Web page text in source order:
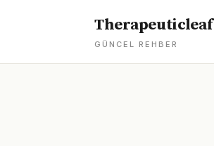
Therapeuticleaf
GÜNCEL REHBER